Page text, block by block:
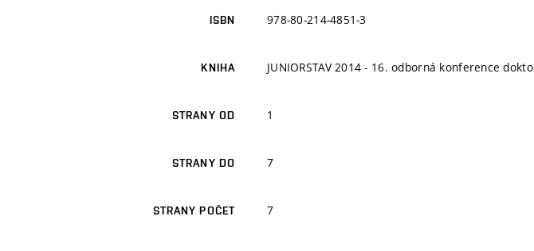
ISBN 978-80-214-4851-3
KNIHA JUNIORSTAV 2014 - 16. odborná konference
STRANY OD 1
STRANY DO 7
STRANY POČET 7